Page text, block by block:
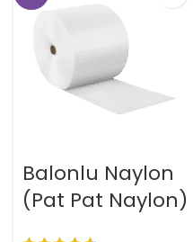
Balonlu Naylon
(Pat Pat Naylon)